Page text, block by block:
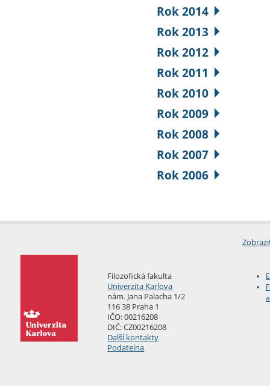
Rok 2014
Rok 2013
Rok 2012
Rok 2011
Rok 2010
Rok 2009
Rok 2008
Rok 2007
Rok 2006
Filozofická fakulta
Univerzita Karlova
nám. Jana Palacha 1/2
116 38 Praha 1
IČO: 00216208
DIČ: CZ00216208
Další kontakty
Podatelna